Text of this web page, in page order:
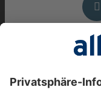
Das könnte